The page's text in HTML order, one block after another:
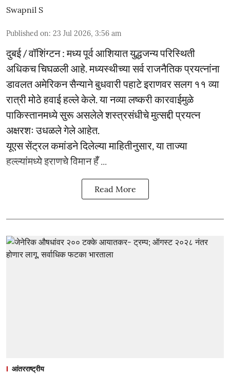
Swapnil S
Published on: 23 Jul 2026, 3:56 am
दुबई / वॉशिंग्टन : मध्य पूर्व आशियात युद्धजन्य परिस्थिती
अधिकच चिघळली आहे. मध्यस्थीच्या सर्व राजनैतिक प्रयत्नांना
डावलत अमेरिकन सैन्याने बुधवारी पहाटे इराणवर सलग ११ व्या
रात्री मोठे हवाई हल्ले केले. या नव्या लष्करी कारवाईमुळे
पाकिस्तानमध्ये सुरू असलेले शस्त्रसंधीचे मुत्सद्दी प्रयत्न
अक्षरशः उधळले गेले आहेत.
यूएस सेंट्रल कमांडने दिलेल्या माहितीनुसार, या ताज्या
हल्ल्यांमध्ये इराणचे विमान हँ ...
Read More
आंतरराष्ट्रीय